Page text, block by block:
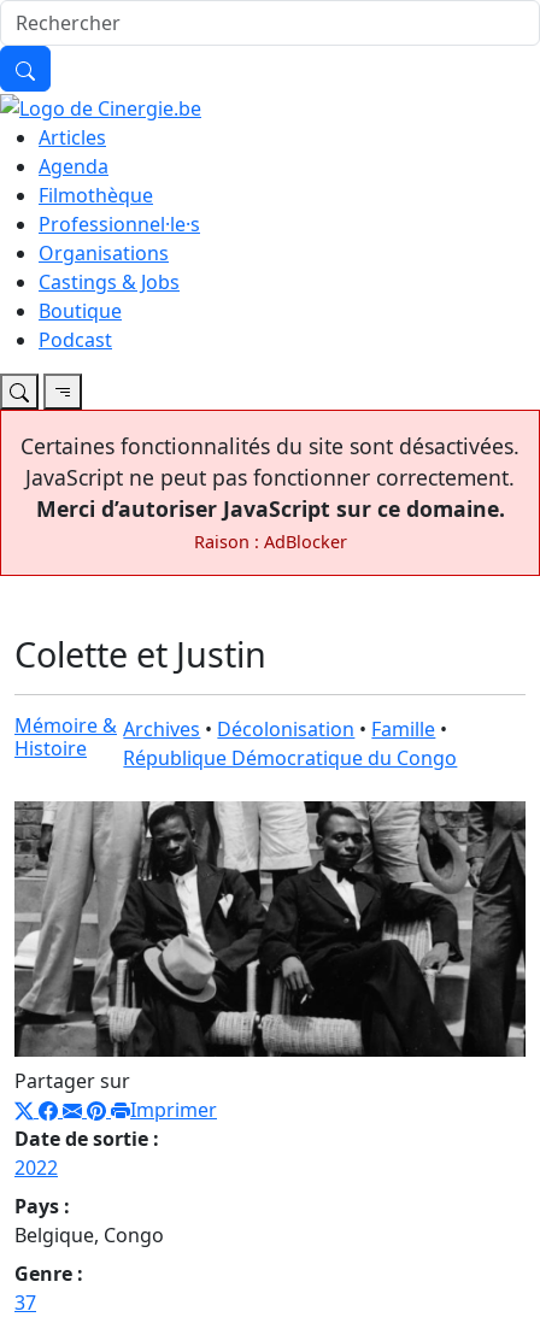
Articles
Agenda
Filmothèque
Professionnel·le·s
Organisations
Castings & Jobs
Boutique
Podcast
Certaines fonctionnalités du site sont désactivées.
JavaScript ne peut pas fonctionner correctement.
Merci d’autoriser JavaScript sur ce domaine.
Raison : AdBlocker
Colette et Justin
Mémoire &
Histoire
Archives • Décolonisation • Famille •
République Démocratique du Congo
Partager sur
Imprimer
Date de sortie :
2022
Pays :
Belgique, Congo
Genre :
37